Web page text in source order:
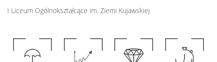
I Liceum Ogólnokształcące im. Ziemi Kujawskiej